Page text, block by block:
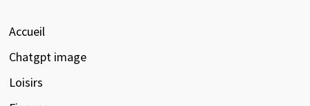
Accueil
Chatgpt image
Loisirs